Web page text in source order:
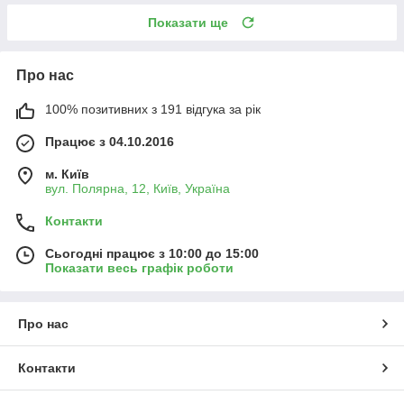
Показати ще
Про нас
100% позитивних з 191 відгука за рік
Працює з 04.10.2016
м. Київ
вул. Полярна, 12, Київ, Україна
Контакти
Сьогодні працює з 10:00 до 15:00
Показати весь графік роботи
Про нас
Контакти